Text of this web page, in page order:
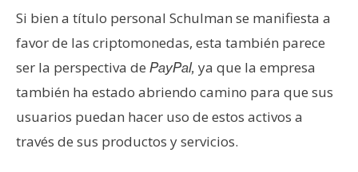
Si bien a título personal Schulman se manifiesta a
favor de las criptomonedas, esta también parece
ser la perspectiva de PayPal, ya que la empresa
también ha estado abriendo camino para que sus
usuarios puedan hacer uso de estos activos a
través de sus productos y servicios.